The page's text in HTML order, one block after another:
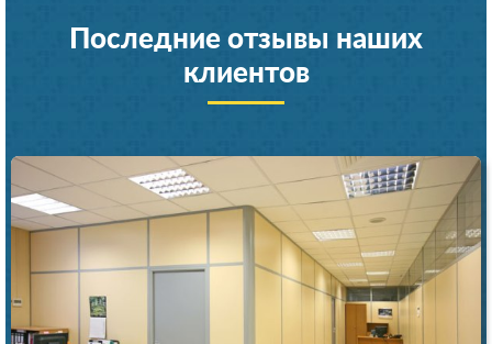
Последние отзывы наших
клиентов